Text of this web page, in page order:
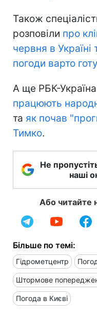
Також
розповіли про
червня в Україні
погоди варто
А ще РБК-
працюють
та як почав
Тимко.
Не
наші
Або читайте
Більше по темі:
Гідрометцентр
Штормове
Погода в Києві